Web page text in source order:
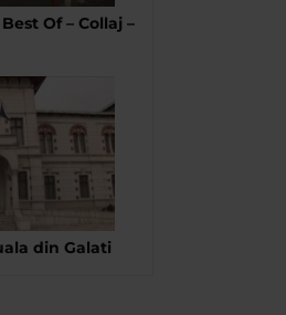
Of – Collaj –
din Galati